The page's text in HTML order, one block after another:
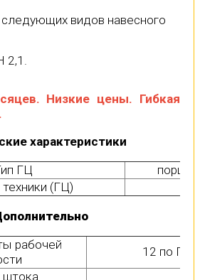
видов навесного
2,1.
Низкие цены. Гибкая
характеристики
ГЦ
(ГЦ)
рабочей
12 по
штока